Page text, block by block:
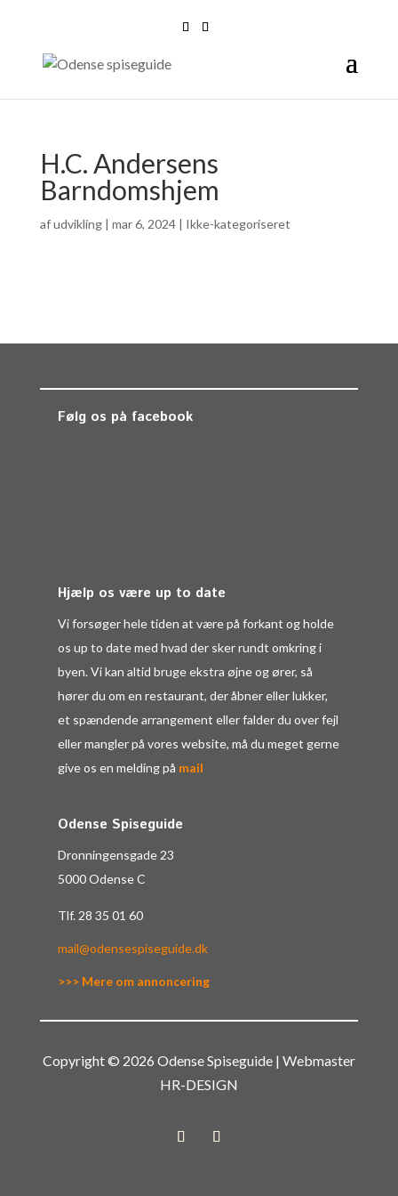
H.C. Andersens
Barndomshjem
afudvikling| mar 6, 2024| Ikke-kategoriseret
Følg os på facebook
Hjælp os være up to date
Vi forsøger hele tiden at være på forkant og holde
os up to date med hvad der sker rundt omkring i
byen. Vi kan altid bruge ekstra øjne og ører, så
hører du om en restaurant, der åbner eller lukker,
et spændende arrangement eller falder du over fejl
eller mangler på vores website, må du meget gerne
give os en melding på mail
Odense Spiseguide
Dronningensgade 23
5000 Odense C
Tlf. 28 35 01 60
mail@odensespiseguide.dk
>>> Mere om annoncering
Copyright © 2026 Odense Spiseguide | Webmaster
HR-DESIGN